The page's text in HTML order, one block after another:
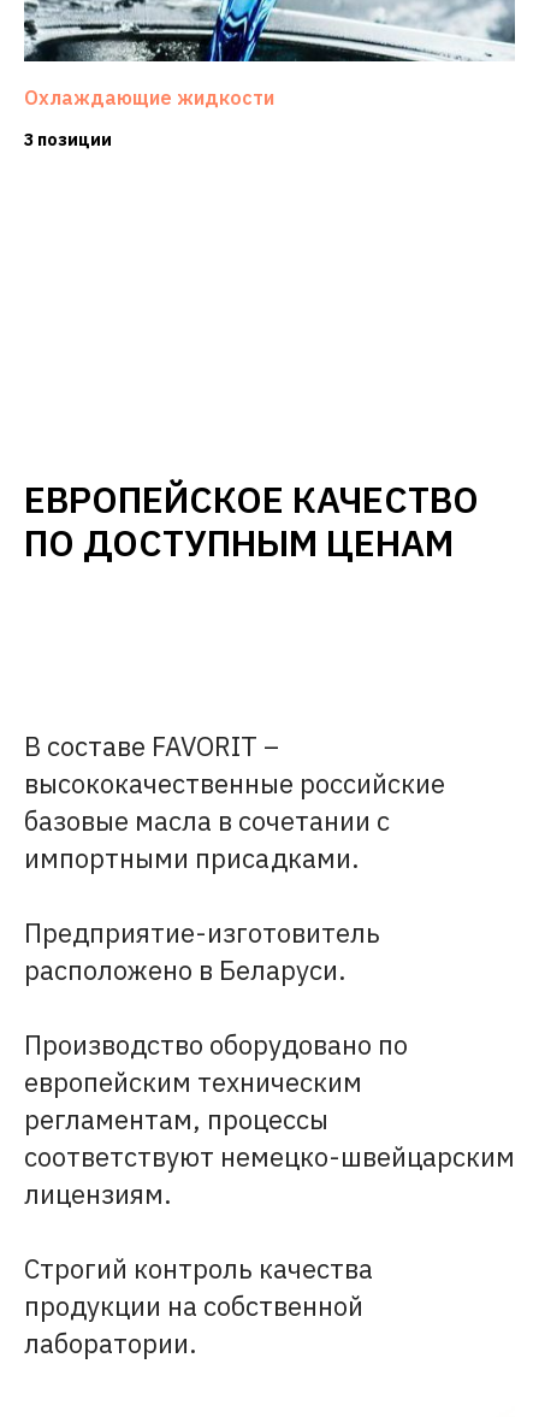
Охлаждающие жидкости
3 позиции
ЕВРОПЕЙСКОЕ КАЧЕСТВО
ПО ДОСТУПНЫМ ЦЕНАМ
В составе FAVORIT –
высококачественные российские
базовые масла в сочетании с
импортными присадками.
Предприятие-изготовитель
расположено в Беларуси.
Производство оборудовано по
европейским техническим
регламентам, процессы
соответствуют немецко-швейцарским
лицензиям.
Строгий контроль качества
продукции на собственной
лаборатории.